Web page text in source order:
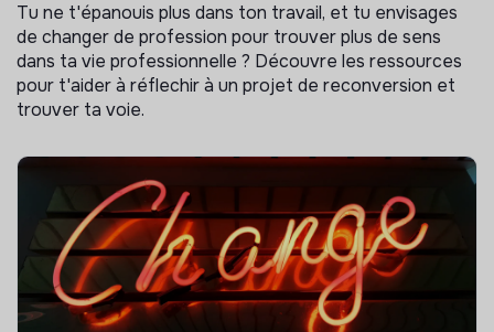
Tu ne t'épanouis plus dans ton travail, et tu envisages
de changer de profession pour trouver plus de sens
dans ta vie professionnelle ? Découvre les ressources
pour t'aider à réflechir à un projet de reconversion et
trouver ta voie.